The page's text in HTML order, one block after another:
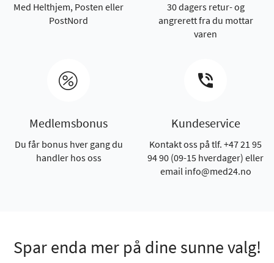
Med Helthjem, Posten eller
PostNord
30 dagers retur- og
angrerett fra du mottar
varen
Medlemsbonus
Du får bonus hver gang du
handler hos oss
Kundeservice
Kontakt oss på tlf. +47 21 95
94 90 (09-15 hverdager) eller
email info@med24.no
Spar enda mer på dine sunne valg!